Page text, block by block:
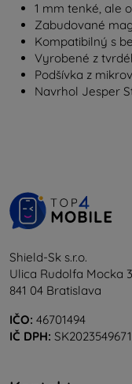
1 mm tenké, ale
Zabudované
Kompatibilný s
Vyrobené z
Podšívka z
Navrhol Jesper
Shield-Sk s.r.o.
Ulica Rudolfa Mocka
841 04 Bratislava
IČO: 46701494
IČ DPH: SK2023549671